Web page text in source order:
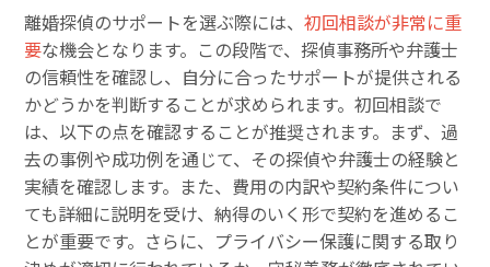
離婚探偵のサポートを選ぶ際には、初回相談が非常に重
要な機会となります。この段階で、探偵事務所や弁護士
の信頼性を確認し、自分に合ったサポートが提供される
かどうかを判断することが求められます。初回相談で
は、以下の点を確認することが推奨されます。まず、過
去の事例や成功例を通じて、その探偵や弁護士の経験と
実績を確認します。また、費用の内訳や契約条件につい
ても詳細に説明を受け、納得のいく形で契約を進めるこ
とが重要です。さらに、プライバシー保護に関する取り